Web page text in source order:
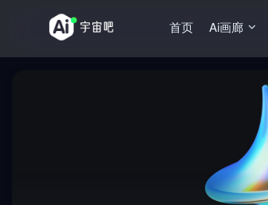
首页 Ai画廊